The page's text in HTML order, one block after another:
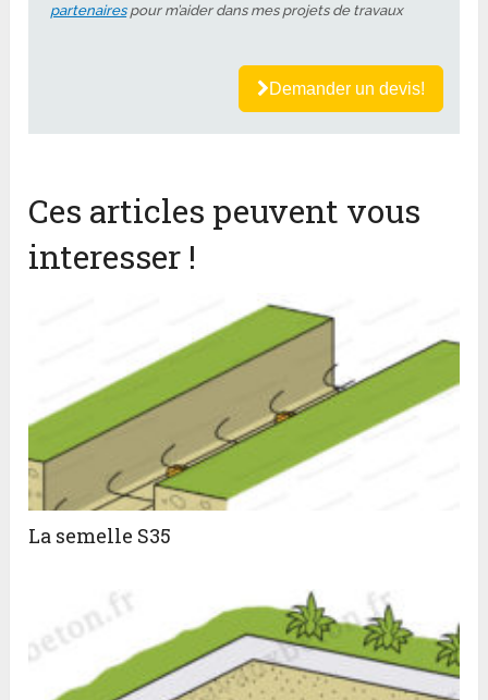
partenairespour m’aider dans mes projets de travaux
Demander un devis!
Ces articles peuvent vous
interesser !
La semelle S35